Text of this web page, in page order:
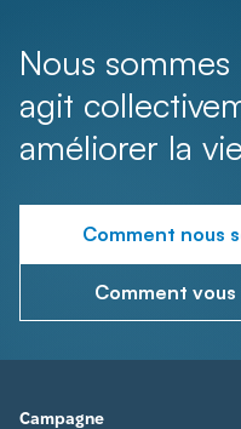
Nous
agit
améliorer la
Comment nous
Comment
Campagne